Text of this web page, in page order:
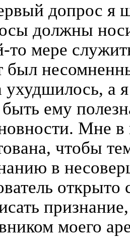
допрос я
должны
то мере
был
а я
ему
Мне в
чтобы
в
моего